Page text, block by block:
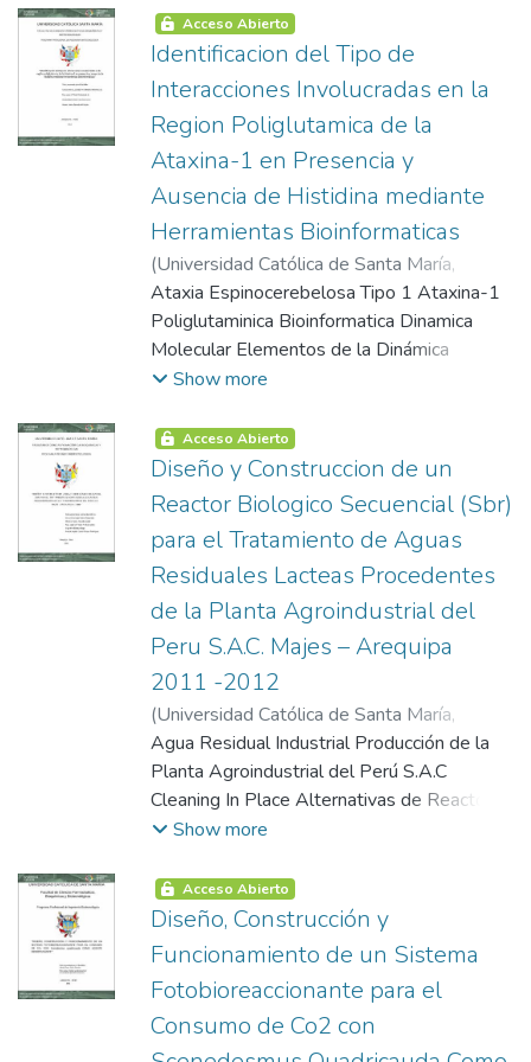
Caracterización del Aceite Aplicaciones del
Aceite de Microalgas
Bomba de Flujo de Salida Cba Sistema Cus
Bioinformática Modelado Molecular
Mecánica Molecular Campos de Fuerza para
Modelamiento Molecular Optimización
Geométrica Dinámica Molecular Métodos
de Calculo con Disolvente Mecánica
Estadística
Acceso Abierto
Identificacion del Tipo de
Interacciones Involucradas en la
Region Poliglutamica de la
Ataxina-1 en Presencia y
Ausencia de Histidina mediante
Herramientas Bioinformaticas
(Universidad Católica de Santa María,
2013-01-18)Romero Mariscal, Giuliana
Elizabeth
Ataxia Espinocerebelosa Tipo 1 Ataxina-1
Poliglutaminica Bioinformatica Dinamica
Molecular Elementos de la Dinámica
Molecular Solvatación Implícita Campos de
Estacionarios en una Superficie de Energía
Potencial Minimización Método del
Descenso por Etapas o Steepest Descent
Método del Gradiente Conjugado
Termodinámica Estadística Ensamble
Canónico Potencial Electrostático Molecular
Ecuación de Poisson-Boltzmann
Show more
Acceso Abierto
Diseño y Construccion de un
Reactor Biologico Secuencial (Sbr)
para el Tratamiento de Aguas
Residuales Lacteas Procedentes
de la Planta Agroindustrial del
Peru S.A.C. Majes – Arequipa
2011 -2012
(Universidad Católica de Santa María,
2013-01-23)Durant Carbajal, Estela
Alejandra;Medina Carita, Fiorella Isabel
Agua Residual Industrial Producción de la
Planta Agroindustrial del Perú S.A.C
Cleaning In Place Alternativas de Reactores
para El Tratamiento Aspectos Generales
Empleando Lodos Microbiológicos
Digestión Aeróbica Aspectos Generales
Análisis Fisicoquímicos
Show more
Acceso Abierto
Diseño, Construcción y
Funcionamiento de un Sistema
Fotobioreaccionante para el
Consumo de Co2 con